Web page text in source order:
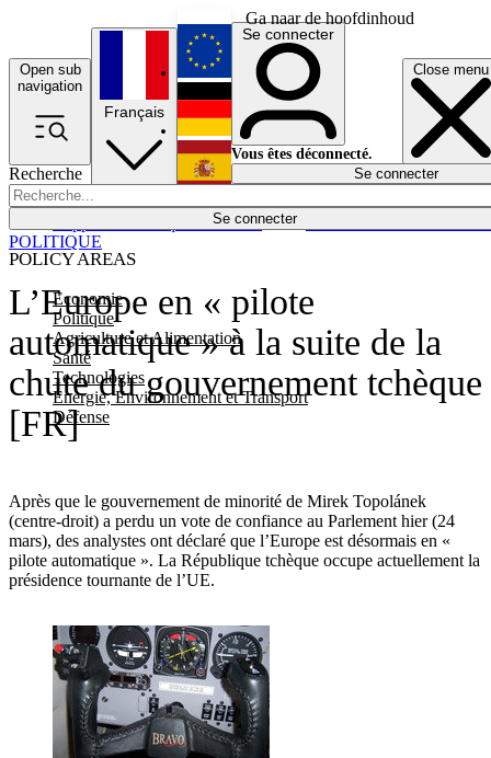
Ga naar de hoofdinhoud
Open sub
navigation
Close menu
Recherche
Se connecter
POLICY AREAS
Economie
Politique
Agriculture et Alimentation
Santé
Technologies
Energie, Environnement et Transport
Défense
Économie
Français
English
Deutsch
Español
Se connecter
Vous êtes déconnecté.
Se connecter
L’Europe en « pilote
automatique » à la suite de la
chute du gouvernement tchèque
[FR]
Après que le gouvernement de minorité de Mirek Topolánek
(centre-droit) a perdu un vote de confiance au Parlement hier (24
mars), des analystes ont déclaré que l’Europe est désormais en «
pilote automatique ». La République tchèque occupe actuellement la
présidence tournante de l’UE.
POLITIQUE